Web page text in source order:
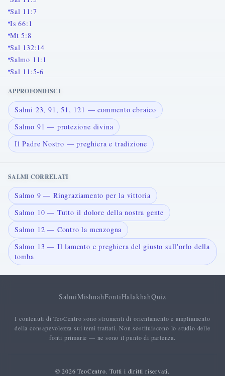
Sal 11:7
Is 66:1
Mt 5:8
Sal 132:14
Salmo 11:1
Sal 11:5-6
APPROFONDISCI
Salmi 23, 91, 51, 121 — commento ebraico
Salmo 91 — protezione divina
Il Padre Nostro — preghiera e tradizione
SALMI CORRELATI
Salmo 9 — Ringraziamento per la vittoria
Salmo 10 — Tutto il dolore della nostra gente
Salmo 12 — Contro la menzogna
Salmo 13 — Il lamento e preghiera del giusto sull'orlo della
tomba
SalmiMishnahFontiHalakhahQuiz
I contenuti di TeoCentro sono strumenti di orientamento e ampliamento
della consapevolezza sui temi trattati. Non sostituiscono lo studio delle
fonti primarie — ne sono il punto di partenza.
© 2026 TeoCentro. Tutti i diritti riservati.